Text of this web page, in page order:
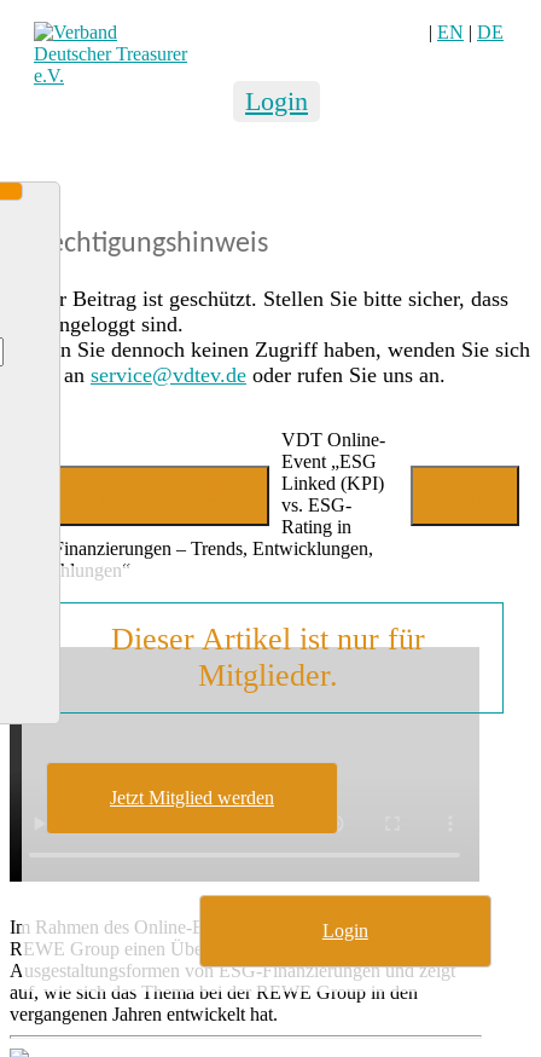
| EN | DE
Login
Berechtigungshinweis
Dieser Beitrag ist geschützt. Stellen Sie bitte sicher, dass
Sie eingeloggt sind.
Sollten Sie dennoch keinen Zugriff haben, wenden Sie sich
gerne an service@vdtev.de oder rufen Sie uns an.
VDT Online-
Event „ESG
Linked (KPI)
vs. ESG-
Rating in
ESG-Finanzierungen – Trends, Entwicklungen,
Empfehlungen“
Dieser Artikel ist nur für
Mitglieder.
Jetzt Mitglied werden
Login
Im Rahmen des Online-Events gibt Melanie Asghar von der
REWE Group einen Überblick über die verschiedenen
Ausgestaltungsformen von ESG-Finanzierungen und zeigt
auf, wie sich das Thema bei der REWE Group in den
vergangenen Jahren entwickelt hat.